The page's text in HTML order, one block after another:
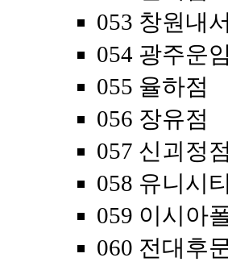
053 창원내
054 광주운
055 율하점
056 장유점
057 신괴정점
058 유니시
059 이시아
060 전대후